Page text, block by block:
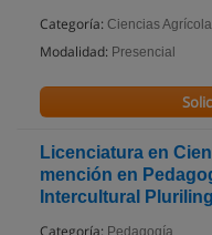
Categoría: Ciencias
Modalidad: Presencial
Licenciatura en
mención en
Intercultural
Categoría: Pedagogía